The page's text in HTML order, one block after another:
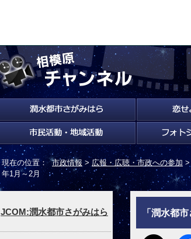
現在の位置：市政情報 >広報・広聴・市政への参加
年1月～2月
「潤水都
JCOM:潤水都市さがみはら